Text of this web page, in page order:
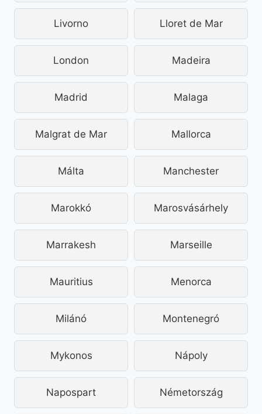
Livorno Lloret de Mar
London Madeira
Madrid Malaga
Malgrat de Mar Mallorca
Málta Manchester
Marokkó Marosvásárhely
Marrakesh Marseille
Mauritius Menorca
Milánó Montenegró
Mykonos Nápoly
Napospart Németország